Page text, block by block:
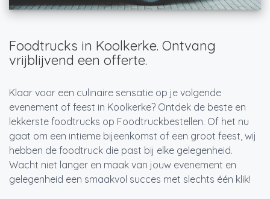
Foodtrucks in Koolkerke. Ontvang
vrijblijvend een offerte.
Klaar voor een culinaire sensatie op je volgende
evenement of feest in Koolkerke? Ontdek de beste en
lekkerste foodtrucks op Foodtruckbestellen. Of het nu
gaat om een intieme bijeenkomst of een groot feest, wij
hebben de foodtruck die past bij elke gelegenheid.
Wacht niet langer en maak van jouw evenement en
gelegenheid een smaakvol succes met slechts één klik!